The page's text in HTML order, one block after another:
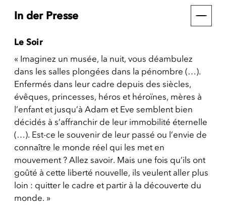
In der Presse
Le Soir
« Imaginez un musée, la nuit, vous déambulez
dans les salles plongées dans la pénombre (…).
Enfermés dans leur cadre depuis des siècles,
évêques, princesses, héros et héroïnes, mères à
l’enfant et jusqu’à Adam et Eve semblent bien
décidés à s’affranchir de leur immobilité éternelle
(…). Est-ce le souvenir de leur passé ou l’envie de
connaître le monde réel qui les met en
mouvement ? Allez savoir. Mais une fois qu’ils ont
goûté à cette liberté nouvelle, ils veulent aller plus
loin : quitter le cadre et partir à la découverte du
monde. »